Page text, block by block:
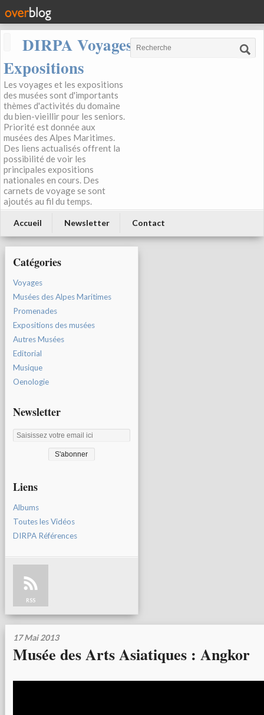
DIRPA Voyages, Musées,
Expositions
Les voyages et les expositions
des musées sont d'importants
thèmes d'activités du domaine
du bien-vieillir pour les seniors.
Priorité est donnée aux
musées des Alpes Maritimes.
Des liens actualisés offrent la
possibilité de voir les
principales expositions
nationales en cours. Des
carnets de voyage se sont
ajoutés au fil du temps.
Accueil Newsletter Contact
Catégories
Voyages
Musées des Alpes Maritimes
Promenades
Expositions des musées
Autres Musées
Editorial
Musique
Oenologie
Newsletter
Liens
Albums
Toutes les Vidéos
DIRPA Références
RSS
17 Mai 2013
Musée des Arts Asiatiques : Angkor